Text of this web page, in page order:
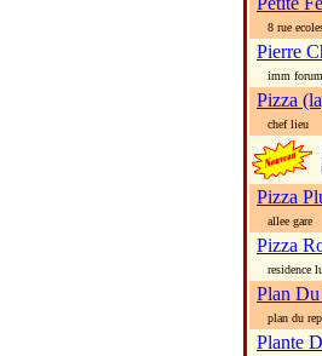
8 rue
Pierre
imm forum
Pizza
chef lieu
Pizza
allee gare
Pizza
residence
Plan
plan du
Plante